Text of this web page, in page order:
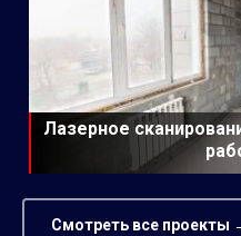
Лазерное
Смотреть все проекты